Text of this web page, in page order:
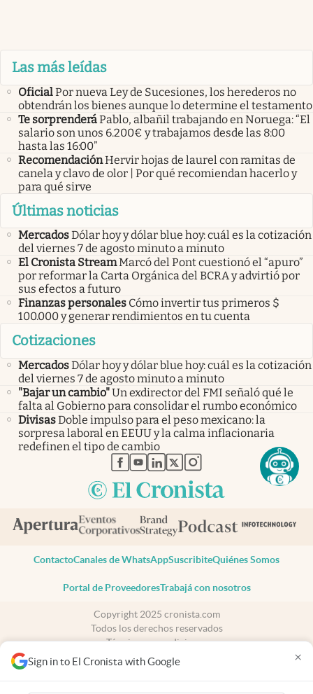
Sign in to El Cronista with Google ×
Las más leídas
OficialPor nueva Ley de Sucesiones, los herederos no
obtendrán los bienes aunque lo determine el testamento
Te sorprenderáPablo, albañil trabajando en Noruega: “El
salario son unos 6.200€ y trabajamos desde las 8:00
hasta las 16:00”
RecomendaciónHervir hojas de laurel con ramitas de
canela y clavo de olor | Por qué recomiendan hacerlo y
para qué sirve
Últimas noticias
MercadosDólar hoy y dólar blue hoy: cuál es la cotización
del viernes 7 de agosto minuto a minuto
El Cronista StreamMarcó del Pont cuestionó el “apuro”
por reformar la Carta Orgánica del BCRA y advirtió por
sus efectos a futuro
Finanzas personales Cómo invertir tus primeros $
100.000 y generar rendimientos en tu cuenta
Cotizaciones
MercadosDólar hoy y dólar blue hoy: cuál es la cotización
del viernes 7 de agosto minuto a minuto
"Bajar un cambio"Un exdirector del FMI señaló qué le
falta al Gobierno para consolidar el rumbo económico
DivisasDoble impulso para el peso mexicano: la
sorpresa laboral en EEUU y la calma inflacionaria
redefinen el tipo de cambio
abre en nueva pestaña
abre en nueva pestaña
abre en nueva pestaña
abre en nueva pestaña
abre en nueva pestaña
ContactoCanales de WhatsAppSuscribiteQuiénes Somos
Portal de ProveedoresTrabajá con nosotros
Copyright 2025 cronista.com
Todos los derechos reservados
Términos y condiciones
Privacidad
Consentimiento